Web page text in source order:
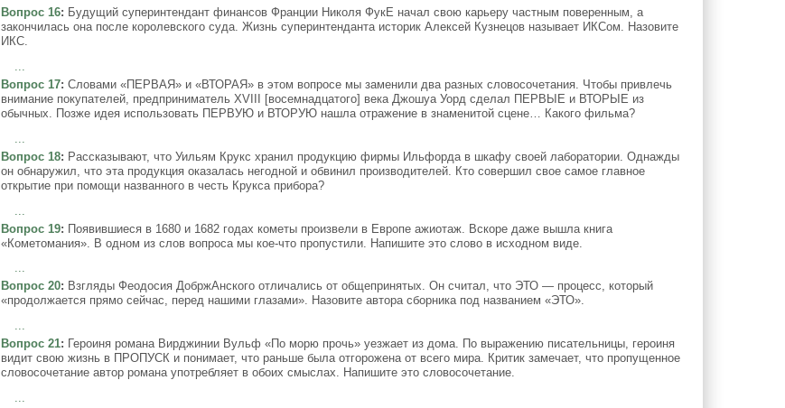
Вопрос 16: Будущий суперинтендант финансов Франции Николя ФукЕ начал свою карьеру частным поверенным, а
закончилась она после королевского суда. Жизнь суперинтенданта историк Алексей Кузнецов называет ИКСом. Назовите
ИКС.
Вопрос 17: Словами «ПЕРВАЯ» и «ВТОРАЯ» в этом вопросе мы заменили два разных словосочетания. Чтобы привлечь
внимание покупателей, предприниматель XVIII [восемнадцатого] века Джошуа Уорд сделал ПЕРВЫЕ и ВТОРЫЕ из
обычных. Позже идея использовать ПЕРВУЮ и ВТОРУЮ нашла отражение в знаменитой сцене… Какого фильма?
Вопрос 18: Рассказывают, что Уильям Крукс хранил продукцию фирмы Ильфорда в шкафу своей лаборатории. Однажды
он обнаружил, что эта продукция оказалась негодной и обвинил производителей. Кто совершил свое самое главное
открытие при помощи названного в честь Крукса прибора?
Вопрос 19: Появившиеся в 1680 и 1682 годах кометы произвели в Европе ажиотаж. Вскоре даже вышла книга
«Кометомания». В одном из слов вопроса мы кое-что пропустили. Напишите это слово в исходном виде.
...
Вопрос 20: Взгляды Феодосия ДобржАнского отличались от общепринятых. Он считал, что ЭТО — процесс, который
«продолжается прямо сейчас, перед нашими глазами». Назовите автора сборника под названием «ЭТО».
...
Вопрос 21: Героиня романа Вирджинии Вульф «По морю прочь» уезжает из дома. По выражению писательницы, героиня
видит свою жизнь в ПРОПУСК и понимает, что раньше была отгорожена от всего мира. Критик замечает, что пропущенное
словосочетание автор романа употребляет в обоих смыслах. Напишите это словосочетание.
...